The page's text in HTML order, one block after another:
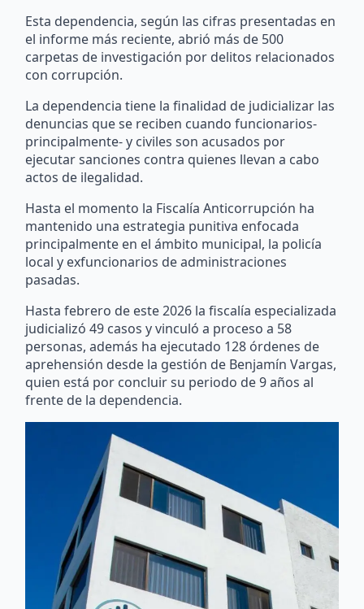
Esta dependencia, según las cifras presentadas en
el informe más reciente, abrió más de 500
carpetas de investigación por delitos relacionados
con corrupción.
La dependencia tiene la finalidad de judicializar las
denuncias que se reciben cuando funcionarios-
principalmente- y civiles son acusados por
ejecutar sanciones contra quienes llevan a cabo
actos de ilegalidad.
Hasta el momento la Fiscalía Anticorrupción ha
mantenido una estrategia punitiva enfocada
principalmente en el ámbito municipal, la policía
local y exfuncionarios de administraciones
pasadas.
Hasta febrero de este 2026 la fiscalía especializada
judicializó 49 casos y vinculó a proceso a 58
personas, además ha ejecutado 128 órdenes de
aprehensión desde la gestión de Benjamín Vargas,
quien está por concluir su periodo de 9 años al
frente de la dependencia.